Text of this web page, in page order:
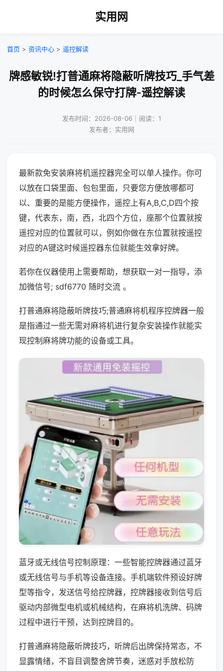
实用网
首页 > 资讯中心 > 遥控解读
牌感敏锐!打普通麻将隐蔽听牌技巧_手气差
的时候怎么保守打牌-遥控解读
发布时间：2026-08-06｜阅读：1
发布者：实用网
最新款免安装麻将机遥控器完全可以单人操作。你可
以放在口袋里面、包包里面，只要您方便放哪都可
以、重要的是能方便操作，遥控上有A,B,C,D四个按
键，代表东，南，西，北四个方位，座那个位置就按
遥控对应的位置就可以，例如你做在东位置就按遥控
对应的A键这时候遥控器东位就能生效拿好牌。
若你在仪器使用上需要帮助，想获取一对一指导，添
加微信号; sdf6770 随时交流 。
打普通麻将隐蔽听牌技巧;普通麻将机程序控牌器一般
是指通过一些无需对麻将机进行复杂安装操作就能实
现控制麻将牌功能的设备或工具。
蓝牙或无线信号控制原理：一些智能控牌器通过蓝牙
或无线信号与手机等设备连接。手机端软件预设好牌
型等指令，发送信号给控牌器，控牌器接收到信号后
驱动内部微型电机或机械结构，在麻将机洗牌、码牌
过程中进行干预，达到控牌目的。
打普通麻将隐蔽听牌技巧，听牌后出牌保持常态，不
显露情绪，不盲目调整舍牌节奏，迷惑对手放松防